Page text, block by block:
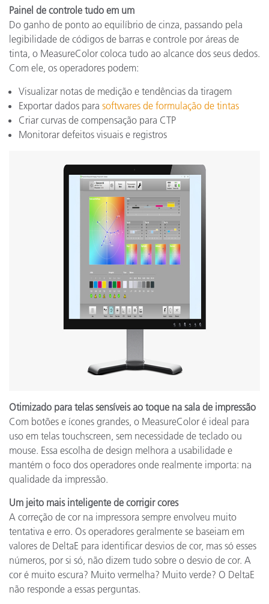
Painel de controle tudo em um
Do ganho de ponto ao equilíbrio de cinza, passando pela
legibilidade de códigos de barras e controle por áreas de
tinta, o MeasureColor coloca tudo ao alcance dos seus dedos.
Com ele, os operadores podem:
Visualizar notas de medição e tendências da tiragem
Exportar dados para softwares de formulação de tintas
Criar curvas de compensação para CTP
Monitorar defeitos visuais e registros
Otimizado para telas sensíveis ao toque na sala de impressão
Com botões e ícones grandes, o MeasureColor é ideal para
uso em telas touchscreen, sem necessidade de teclado ou
mouse. Essa escolha de design melhora a usabilidade e
mantém o foco dos operadores onde realmente importa: na
qualidade da impressão.
Um jeito mais inteligente de corrigir cores
A correção de cor na impressora sempre envolveu muito
tentativa e erro. Os operadores geralmente se baseiam em
valores de DeltaE para identificar desvios de cor, mas só esses
números, por si só, não dizem tudo sobre o desvio de cor. A
cor é muito escura? Muito vermelha? Muito verde? O DeltaE
não responde a essas perguntas.